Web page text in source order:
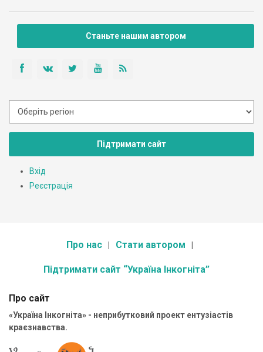
Станьте нашим автором
Підтримати сайт
Вхід
Реєстрація
Про нас Стати автором
Підтримати сайт “Україна Інкогніта”
Про сайт
«Україна Інкогніта» - неприбутковий проект ентузіастів
краєзнавства.